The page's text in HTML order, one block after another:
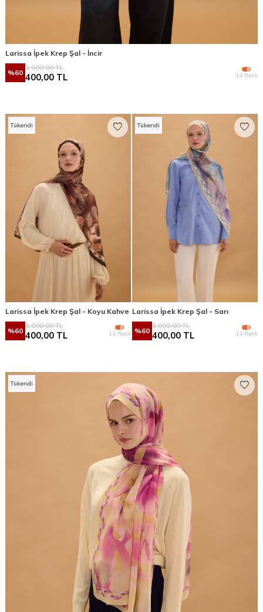
Larissa İpek Krep Şal - İncir
%60
1.000,00TL
400,00 TL 14 Renk
Tükendi
Larissa İpek Krep Şal - Koyu Kahve
%60
1.000,00TL
400,00 TL 14 Renk
Tükendi
Larissa İpek Krep Şal - Sarı
%60
1.000,00TL
400,00 TL 14 Renk
Tükendi